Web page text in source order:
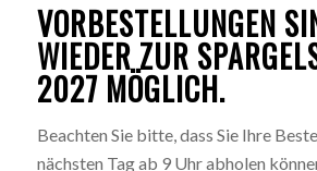
VORBESTELLUNGEN
WIEDER ZUR
2027 MÖGLICH.
Beachten Sie bitte, dass Sie Ihre
nächsten Tag ab 9 Uhr abholen